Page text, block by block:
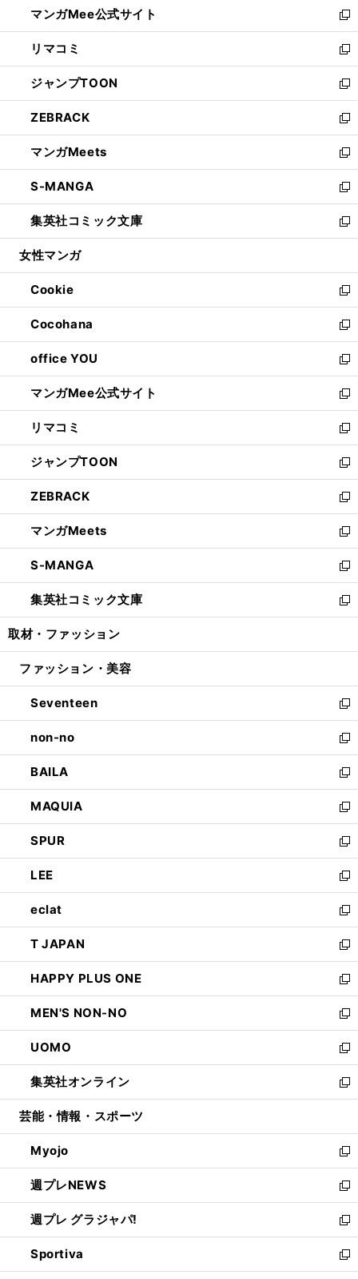
く
ド
ウ
で
開
く
ィ
ン
ド
ウ
で
開
く
い
ウ
ィ
ン
ド
ウ
で
開
く
マンガMee公式サイト
新
し
い
ウ
ィ
ン
ド
ウ
で
開
く
リマコミ
新
し
い
ウ
ィ
ン
ド
ウ
で
開
く
ジャンプTOON
新
し
い
ウ
ィ
ン
ド
ウ
で
開
ZEBRACK
新
し
い
ウ
ィ
ン
ド
ウ
開
く
マンガMeets
新
し
い
ウ
ィ
ン
ウ
で
開
く
S-MANGA
新
し
い
ウ
ン
ド
ウ
で
開
く
集英社コミック文庫
新
し
ウ
ィ
ン
ド
ウ
で
開
く
女性マンガ
Cookie
新
し
い
ウ
ィ
ン
ド
ウ
で
開
く
Cocohana
新
し
い
ウ
ィ
ン
ド
ウ
で
開
く
office YOU
新
し
い
ウ
ィ
ン
ド
ウ
で
開
く
マンガMee公式サイト
新
し
い
ウ
ィ
ン
ド
ウ
で
開
く
リマコミ
新
し
い
ウ
ィ
ン
ド
ウ
で
開
く
ジャンプTOON
新
し
い
ウ
ィ
ン
ド
ウ
で
開
ZEBRACK
新
し
い
ウ
ィ
ン
ド
ウ
開
マンガMeets
新
し
い
ウ
ィ
ン
ウ
開
く
S-MANGA
新
し
い
ウ
ン
ウ
で
開
く
集英社コミック文庫
新
し
ウ
ン
ド
ウ
で
開
く
取材・ファッション
ファッション・美容
Seventeen
新
し
い
ウ
ィ
ン
ド
ウ
で
開
く
non-no
新
し
い
ウ
ィ
ン
ド
ウ
で
開
く
BAILA
新
し
い
ウ
ィ
ン
ド
ウ
で
開
く
MAQUIA
新
し
い
ウ
ィ
ン
ド
ウ
で
開
く
SPUR
新
し
い
ウ
ィ
ン
ド
ウ
で
開
く
LEE
新
し
い
ウ
ィ
ン
ド
ウ
で
開
く
eclat
新
し
い
ウ
ィ
ン
ド
ウ
で
開
く
T JAPAN
新
し
い
ウ
ィ
ン
ド
ウ
で
開
HAPPY PLUS ONE
新
し
い
ウ
ィ
ン
ド
ウ
開
く
MEN'S NON-NO
新
し
い
ウ
ィ
ン
ウ
で
開
く
UOMO
新
し
い
ウ
ン
ド
ウ
で
開
く
集英社オンライン
新
し
ウ
ィ
ン
ド
ウ
で
開
く
芸能・情報・スポーツ
Myojo
新
し
い
ウ
ィ
ン
ド
ウ
週プレNEWS
新
し
い
ウ
ィ
ン
週プレ グラジャパ!
新
し
い
ウ
Sportiva
新
し